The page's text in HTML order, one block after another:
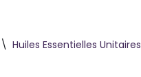
\ Huiles Essentielles Unitaires